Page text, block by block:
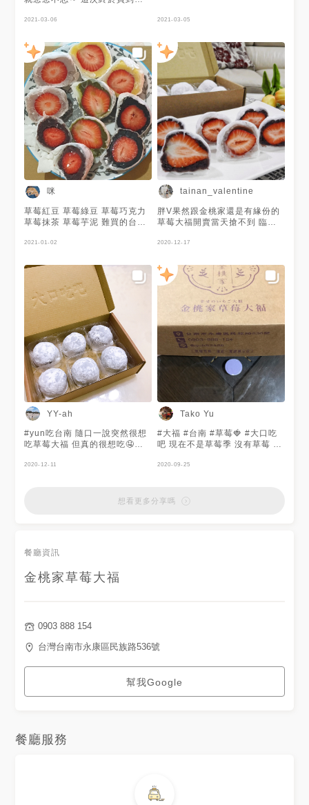
多選擇 我這次買得有紅豆口味
配偏酸的草莓吃 非常好吃😋
2021-03-06 2021-03-05
咪
草莓紅豆 草莓綠豆 草莓巧克力
草莓抹茶 草莓芋泥 難買的台南
立即搶訂 終於嚐到這夢幻的滋
不同的內餡 平均最貴一顆只要
35元 沒有綜合 一盒6顆 同一種
2021-01-02
tainan_valentine
胖V果然跟金桃家還是有緣份的
草莓大福開賣當天搶不到 臨時
了紅豆草莓跟芋頭草莓兩種口味
搭喔 又香又多汁的草莓 一口咬
下好療癒 喜歡比較甜的建議選
紅豆 像胖V一樣不太吃甜的建議
選芋頭 兩種的口感都很綿密👍
麻糬皮薄卻Q彈 吃完一顆滿滿的
貨 想買的要盯緊店家FB了阿~
🤩 - 🚩金桃家草莓泡芙 🚇台南
市永康區民族路532號 📞0903
888 154 📞LINE ID:
@qob5348b ⏰
AM11:00~PM18:30
#popdaily #popyummy
#instafoodie #instagood
#instagram #instadaily
#igfood #foodie #foodporn
#tainan #tainanfood #相機食
家 #台南下午茶 #跟著胖v一起
2020-12-17
YY-ah
#yun吃台南 隨口一說突然很想
吃草莓大福 但真的很想吃🤤🤤
❤️
2020-12-11
Tako Yu
#大福 #台南 #草莓🍓 #大口吃
吧 現在不是草莓季 沒有草莓 吃
2020-09-25
想看更多分享嗎
餐廳資訊
金桃家草莓大福
0903 888 154
台灣台南市永康區民族路536號
幫我Google
餐廳服務